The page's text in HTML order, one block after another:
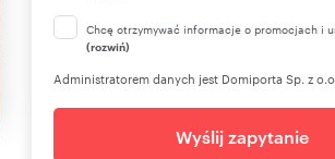
Chcę otrzymywać informacje o promocjach i
(rozwiń)
Administratorem danych jest Domiporta Sp. z
Wyślij zapytanie